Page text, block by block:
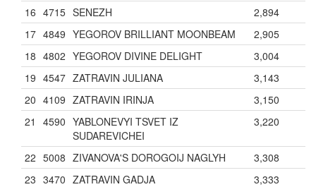
16 4715 SENEZH
2,894
17 4849 YEGOROV BRILLIANT MOONBEAM
2,905
18 4802 YEGOROV DIVINE DELIGHT
3,004
19 4547 ZATRAVIN JULIANA
3,143
20 4109 ZATRAVIN IRINJA
3,150
21
4590 YABLONEVYI TSVET IZ
SUDAREVICHEI
3,220
22 5008 ZIVANOVA'S DOROGOIJ NAGLYH
3,308
23 3470 ZATRAVIN GADJA
3,333